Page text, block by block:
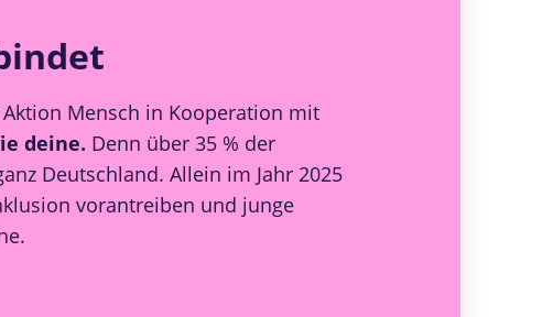
Mensch in Kooperation mit
deine. Denn über 35 % der
Deutschland. Allein im Jahr 2025
vorantreiben und junge